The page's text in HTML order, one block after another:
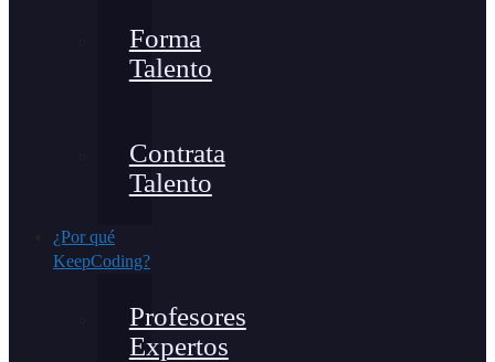
Forma
Talento
Contrata
Talento
¿Por qué
KeepCoding?
Profesores
Expertos